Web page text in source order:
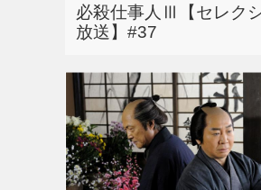
必殺仕事人Ⅲ【セレク
放送】#37